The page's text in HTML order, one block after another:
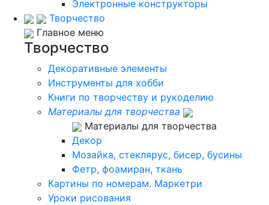
Электронные конструкторы
Творчество
Главное меню
Творчество
Декоративные элементы
Инструменты для хобби
Книги по творчеству и рукоделию
Материалы для творчества
Материалы для творчества
Декор
Мозайка, стеклярус, бисер, бусины
Фетр, фоамиран, ткань
Картины по номерам. Маркетри
Уроки рисования